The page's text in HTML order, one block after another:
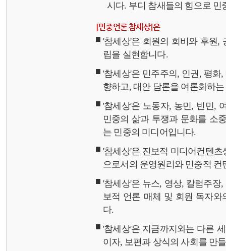
시다. 부디 참새들의 힘으로 민
[민중언론 참세상]은
'참세상'은 회원의 회비와 후원,
립을 실현합니다.
'참세상'은 민주주의, 인권, 평
향하고, 대안 담론을 여론화하
'참세상'은 노동자, 농민, 빈민,
민중의 삶과 투쟁과 문화를 소
는 민중의 미디어입니다.
'참세상'은 진보적 미디어컨텐
으로서의 운영원리와 민중적
'참세상'은 뉴스, 영상, 칼럼주
보적 언론 매체 및 회원 독자와
다.
'참세상'은 지금까지와는 다른
이자, 보편과 상식의 사회를 만